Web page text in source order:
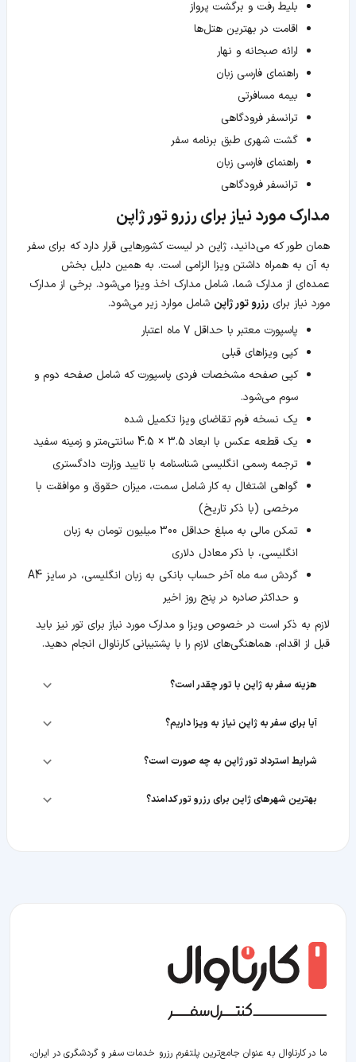
بلیط رفت و برگشت پرواز
اقامت در بهترین هتل‌ها
ارائه صبحانه و نهار
راهنمای فارسی زبان
بیمه مسافرتی
ترانسفر فرودگاهی
گشت شهری طبق برنامه سفر
راهنمای فارسی زبان
ترانسفر فرودگاهی
مدارک مورد نیاز برای رزرو تور ژاپن
همان طور که می‌دانید، ژاپن در لیست کشورهایی قرار دارد که برای سفر
به آن به همراه داشتن ویزا الزامی است. به همین دلیل بخش
عمده‌ای از مدارک شما، شامل مدارک اخذ ویزا می‌شود. برخی از مدارک
مورد نیاز برای رزرو تور ژاپن شامل موارد زیر می‌شود.
پاسپورت معتبر با حداقل 7 ماه اعتبار
کپی ویزاهای قبلی
کپی صفحه مشخصات فردی پاسپورت که شامل صفحه دوم و
سوم می‌شود.
یک نسخه فرم تقاضای ویزا تکمیل شده
یک قطعه عکس با ابعاد 3.5 × 4.5 سانتی‌متر و زمینه سفید
ترجمه رسمی انگلیسی شناسنامه با تایید وزارت دادگستری
گواهی اشتغال به کار شامل سمت، میزان حقوق و موافقت با
مرخصی (با ذکر تاریخ)
تمکن مالی به مبلغ حداقل 300 میلیون تومان به زبان
انگلیسی، با ذکر معادل دلاری
گردش سه ماه آخر حساب بانکی به زبان انگلیسی، در سایز A4
و حداکثر صادره در پنج روز اخیر
لازم به ذکر است در خصوص ویزا و مدارک مورد نیاز برای تور نیز باید
قبل از اقدام، هماهنگی‌های لازم را با پشتیبانی کارناوال انجام دهید.
هزینه سفر به ژاپن با تور چقدر است؟
آیا برای سفر به ژاپن نیاز به ویزا داریم؟
شرایط استرداد تور ژاپن به چه صورت است؟
بهترین شهرهای ژاپن برای رزرو تور کدامند؟
ما در کارناوال به عنوان جامع‌ترین پلتفرم رزرو خدمات سفر و گردشگری در ایران،